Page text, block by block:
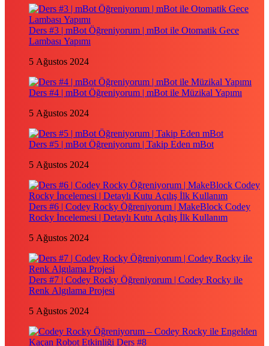
Ders #3 | mBot Öğreniyorum | mBot ile Otomatik Gece
Lambası Yapımı
5 Ağustos 2024
Ders #4 | mBot Öğreniyorum | mBot ile Müzikal Yapımı
5 Ağustos 2024
Ders #5 | mBot Öğreniyorum | Takip Eden mBot
5 Ağustos 2024
Ders #6 | Codey Rocky Öğreniyorum | MakeBlock Codey
Rocky İncelemesi | Detaylı Kutu Açılış İlk Kullanım
5 Ağustos 2024
Ders #7 | Codey Rocky Öğreniyorum | Codey Rocky ile
Renk Algılama Projesi
5 Ağustos 2024